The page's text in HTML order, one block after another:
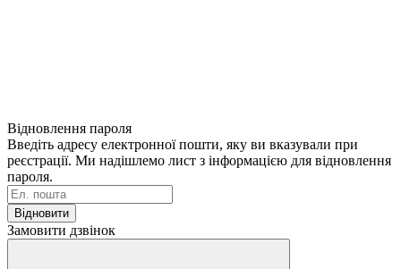
Відновлення пароля
Введіть адресу електронної пошти, яку ви вказували при
реєстрації. Ми надішлемо лист з інформацією для відновлення
пароля.
Відновити
Замовити дзвінок